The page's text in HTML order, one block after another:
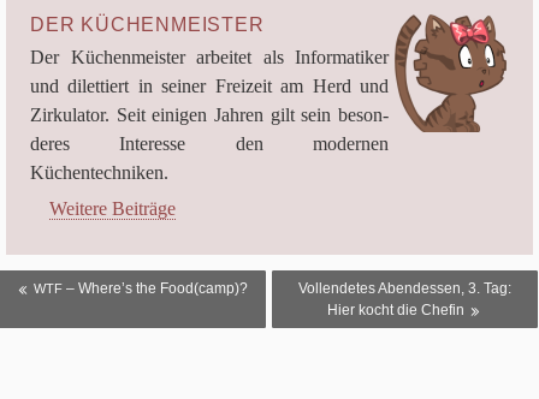
DER KÜCHENMEISTER
Der Küchen­meis­ter arbei­tet als Infor­ma­ti­ker
und dilet­tiert in sei­ner Frei­zeit am Herd und
Zir­ku­la­tor. Seit eini­gen Jah­ren gilt sein beson­
de­res Inter­esse den moder­nen
Küchentechniken.
Weitere Beiträge
WTF – Where’s the Food(camp)? Vollendetes Abendessen, 3. Tag:
Hier kocht die Chefin